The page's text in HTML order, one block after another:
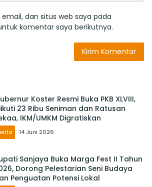
dan situs web saya pada
komentar saya berikutnya.
Koster Resmi Buka PKB XLVIII,
23 Ribu Seniman dan Ratusan
IKM/UMKM Digratiskan
14 Juni 2026
Sanjaya Buka Marga Fest II Tahun
Dorong Pelestarian Seni Budaya
Penguatan Potensi Lokal